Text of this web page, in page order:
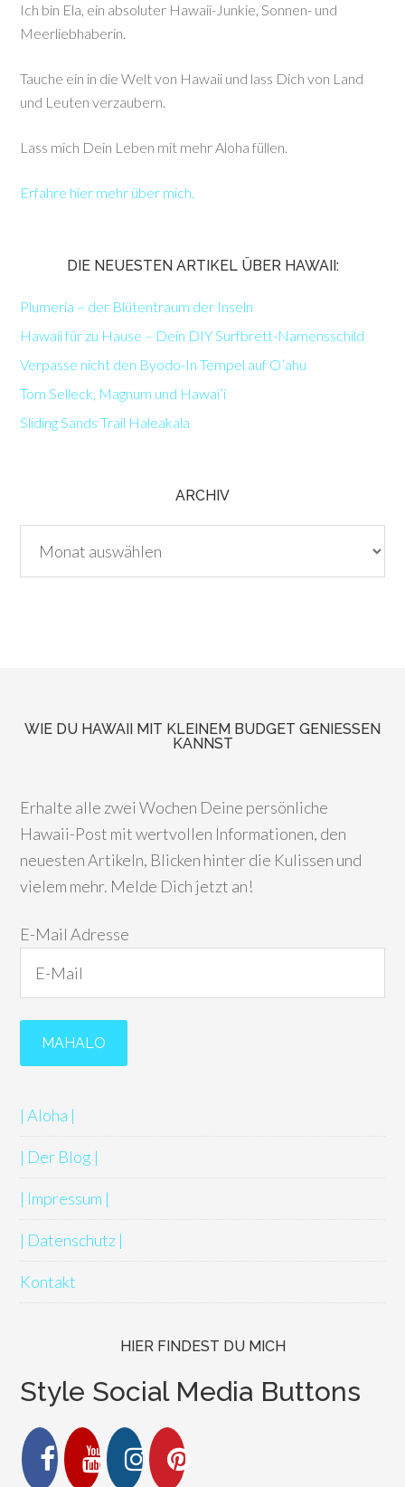
Ich bin Ela, ein absoluter Hawaii-Junkie, Sonnen- und
Meerliebhaberin.
Tauche ein in die Welt von Hawaii und lass Dich von Land
und Leuten verzaubern.
Lass mich Dein Leben mit mehr Aloha füllen.
Erfahre hier mehr über mich.
DIE NEUESTEN ARTIKEL ÜBER HAWAII:
Plumeria – der Blütentraum der Inseln
Hawaii für zu Hause – Dein DIY Surfbrett-Namensschild
Verpasse nicht den Byodo-In Tempel auf O’ahu
Tom Selleck, Magnum und Hawai’i
Sliding Sands Trail Haleakala
ARCHIV
WIE DU HAWAII MIT KLEINEM BUDGET GENIESSEN K
ANNST
Erhalte alle zwei Wochen Deine persönliche
Hawaii-Post mit wertvollen Informationen, den
neuesten Artikeln, Blicken hinter die Kulissen und
vielem mehr. Melde Dich jetzt an!
E-Mail Adresse
| Aloha |
| Der Blog |
| Impressum |
| Datenschutz |
Kontakt
HIER FINDEST DU MICH
Style Social Media Buttons